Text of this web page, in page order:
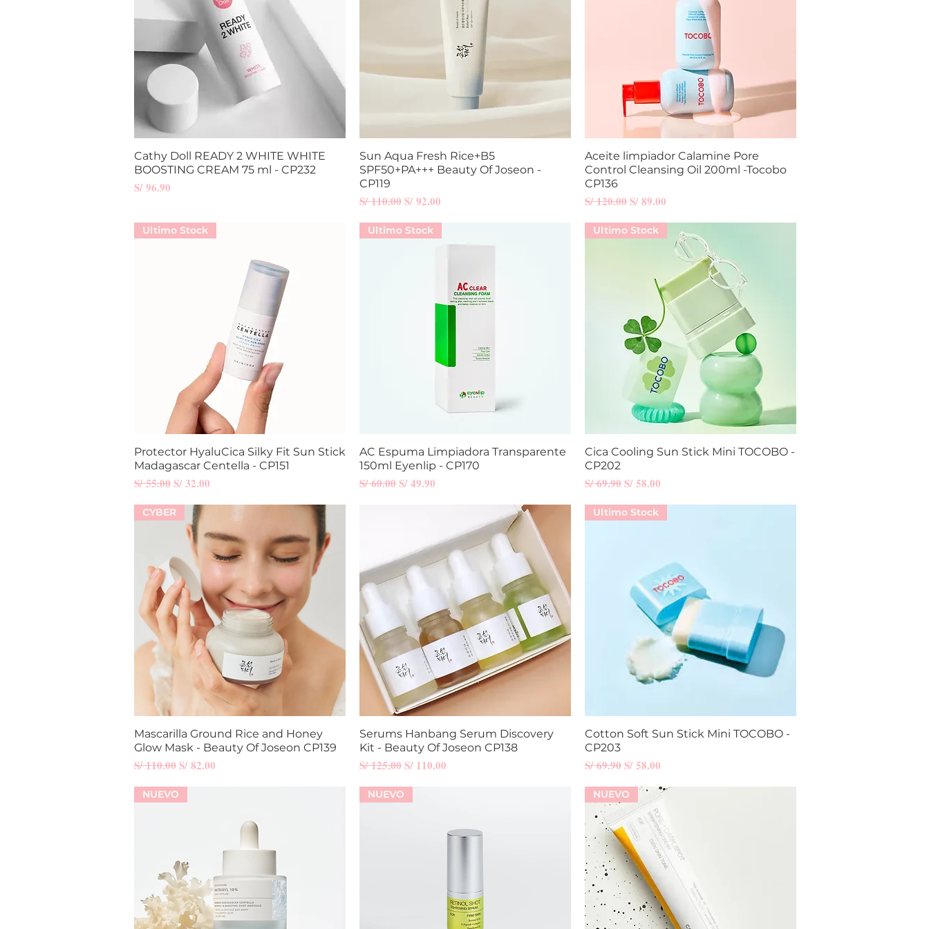
Vista rápida
Cathy Doll READY 2 WHITE WHITE
BOOSTING CREAM 75 ml - CP232
Precio
S/ 96.90
Vista rápida
Sun Aqua Fresh Rice+B5
SPF50+PA+++ Beauty Of Joseon -
CP119
Precio
S/ 110.00Precio de oferta
S/ 92.00
Vista rápida
Aceite limpiador Calamine Pore
Control Cleansing Oil 200ml -Tocobo
CP136
Precio
S/ 120.00Precio de oferta
S/ 89.00
Vista rápida
Ultimo Stock
Protector HyaluCica Silky Fit Sun Stick
Madagascar Centella - CP151
Precio
S/ 55.00Precio de oferta
S/ 32.00
Vista rápida
Ultimo Stock
AC Espuma Limpiadora Transparente
150ml Eyenlip - CP170
Precio
S/ 60.00Precio de oferta
S/ 49.90
Vista rápida
Ultimo Stock
Cica Cooling Sun Stick Mini TOCOBO -
CP202
Precio
S/ 69.90Precio de oferta
S/ 58.00
Vista rápida
CYBER
Mascarilla Ground Rice and Honey
Glow Mask - Beauty Of Joseon CP139
Precio
S/ 110.00Precio de oferta
S/ 82.00
Vista rápida
Serums Hanbang Serum Discovery
Kit - Beauty Of Joseon CP138
Precio
S/ 125.00Precio de oferta
S/ 110.00
Vista rápida
Ultimo Stock
Cotton Soft Sun Stick Mini TOCOBO -
CP203
Precio
S/ 69.90Precio de oferta
S/ 58.00
NUEVO NUEVO NUEVO